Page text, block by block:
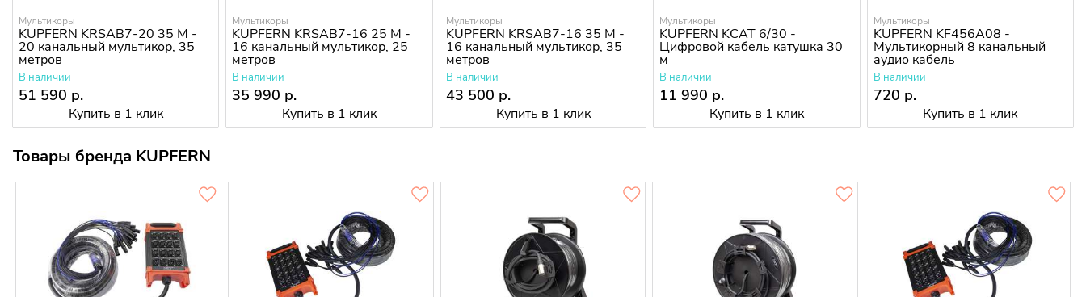
Мультикоры
KUPFERN KRSAB7-20 35 M -
20 канальный мультикор, 35
метров
В наличии
51 590 р.
Купить в 1 клик
Мультикоры
KUPFERN KRSAB7-16 25 M -
16 канальный мультикор, 25
метров
В наличии
35 990 р.
Купить в 1 клик
Мультикоры
KUPFERN KRSAB7-16 35 M -
16 канальный мультикор, 35
метров
В наличии
43 500 р.
Купить в 1 клик
Мультикоры
KUPFERN KCAT 6/30 -
Цифровой кабель катушка 30
м
В наличии
11 990 р.
Купить в 1 клик
Мультикоры
KUPFERN KF456A08 -
Мультикорный 8 канальный
аудио кабель
В наличии
720 р.
Купить в 1 клик
Товары бренда KUPFERN